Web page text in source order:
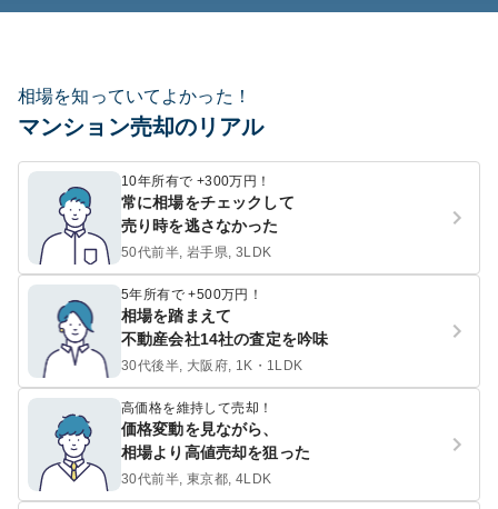
相場を知っていてよかった！
マンション売却のリアル
10年所有で +300万円！
常に相場をチェックして
売り時を逃さなかった
50代前半, 岩手県, 3LDK
5年所有で +500万円！
相場を踏まえて
不動産会社14社の査定を吟味
30代後半, 大阪府, 1K・1LDK
高価格を維持して売却！
価格変動を見ながら、
相場より高値売却を狙った
30代前半, 東京都, 4LDK